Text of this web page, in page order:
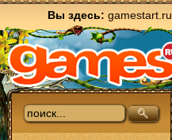
Вы здесь: gamestart.ru